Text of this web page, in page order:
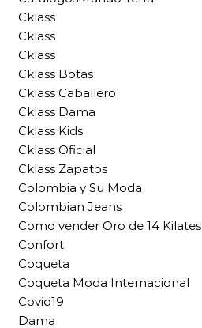
Cklass
Cklass
Cklass
Cklass Botas
Cklass Caballero
Cklass Dama
Cklass Kids
Cklass Oficial
Cklass Zapatos
Colombia y Su Moda
Colombian Jeans
Como vender Oro de 14 Kilates
Confort
Coqueta
Coqueta Moda Internacional
Covid19
Dama